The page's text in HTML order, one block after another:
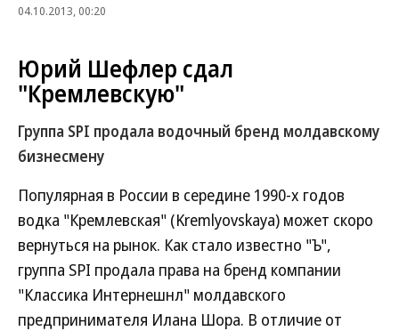
04.10.2013, 00:20
Юрий Шефлер сдал
"Кремлевскую"
Группа SPI продала водочный бренд молдавскому
бизнесмену
Популярная в России в середине 1990-х годов
водка "Кремлевская" (Kremlyovskaya) может скоро
вернуться на рынок. Как стало известно "Ъ",
группа SPI продала права на бренд компании
"Классика Интернешнл" молдавского
предпринимателя Илана Шора. В отличие от